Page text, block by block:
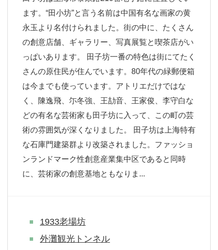
ます。“田小坊”と言う名前は中国有名な画家の黄
永玉より名付けられました。街の中に、たくさん
の創意店舗、ギャラリー、写真展覧と喫茶店がい
っぱいあります。 田子坊一番の特色は街にてたく
さんの原住民が住んでいます。80年代の緑郵便箱
は今までも使っています。アトリエだけではな
く、陳逸飛、尓冬強、王劼音、王家俊、李守白な
どの有名な芸術家も田子坊に入って、この町の芸
術の雰囲気が深くなりました。 田子坊は上海特有
な石庫門建築群より改築されました。ファッショ
ンランドマーク性創意産業集中区であると同時
に、芸術家の創意基地ともなりま...
1933老場坊
外灘観光トンネル